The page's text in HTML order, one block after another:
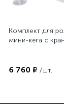
Комплект для
мини-кега с
6 760 ₽ /шт.